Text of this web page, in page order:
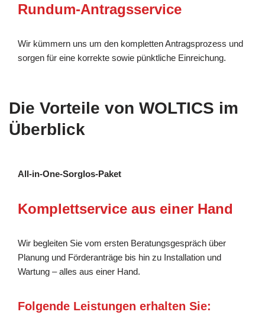
Rundum-Antragsservice
Wir kümmern uns um den kompletten Antragsprozess und
sorgen für eine korrekte sowie pünktliche Einreichung.
Die Vorteile von WOLTICS im
Überblick
All-in-One-Sorglos-Paket
Komplettservice aus einer Hand
Wir begleiten Sie vom ersten Beratungsgespräch über
Planung und Förderanträge bis hin zu Installation und
Wartung – alles aus einer Hand.
Folgende Leistungen erhalten Sie: